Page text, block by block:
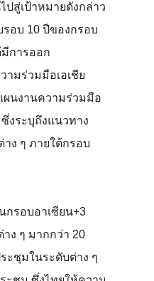
ปสู่เป้าหมายดังกล่าว
อบ 10 ปีของกรอบ
มีการออก
ามร่วมมือเอเชีย
นงานความร่วมมือ
ซึ่งระบุถึงแนวทาง
ง ๆ ภายใต้กรอบ
กรอบอาเซียน+3
ง ๆ มากกว่า 20
ะชุมในระดับต่าง ๆ